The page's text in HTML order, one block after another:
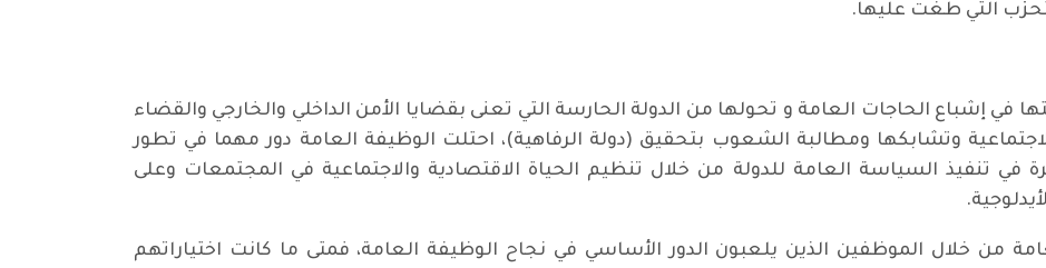
التي طغت عليها.
في إشباع الحاجات العامة و تحولها من الدولة الحارسة التي تعنى بقضايا الأمن الداخلي والخارجي والقضاء
الاجتماعية وتشابكها ومطالبة الشعوب بتحقيق (دولة الرفاهية)، احتلت الوظيفة العامة دور مهما في تطور
في تنفيذ السياسة العامة للدولة من خلال تنظيم الحياة الاقتصادية والاجتماعية في المجتمعات وعلى
من خلال الموظفين الذين يلعبون الدور الأساسي في نجاح الوظيفة العامة، فمتى ما كانت اختياراتهم